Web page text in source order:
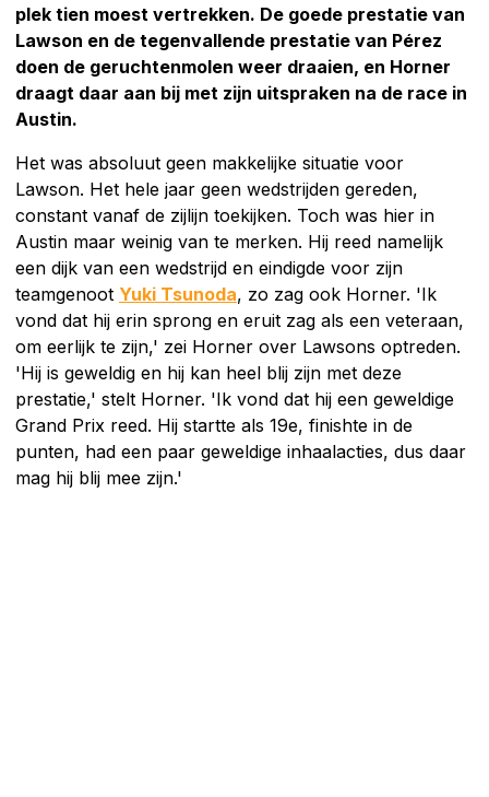
plek tien moest vertrekken. De goede prestatie van
Lawson en de tegenvallende prestatie van Pérez
doen de geruchtenmolen weer draaien, en Horner
draagt daar aan bij met zijn uitspraken na de race in
Austin.
Het was absoluut geen makkelijke situatie voor
Lawson. Het hele jaar geen wedstrijden gereden,
constant vanaf de zijlijn toekijken. Toch was hier in
Austin maar weinig van te merken. Hij reed namelijk
een dijk van een wedstrijd en eindigde voor zijn
teamgenoot Yuki Tsunoda, zo zag ook Horner. 'Ik
vond dat hij erin sprong en eruit zag als een veteraan,
om eerlijk te zijn,' zei Horner over Lawsons optreden.
'Hij is geweldig en hij kan heel blij zijn met deze
prestatie,' stelt Horner. 'Ik vond dat hij een geweldige
Grand Prix reed. Hij startte als 19e, finishte in de
punten, had een paar geweldige inhaalacties, dus daar
mag hij blij mee zijn.'